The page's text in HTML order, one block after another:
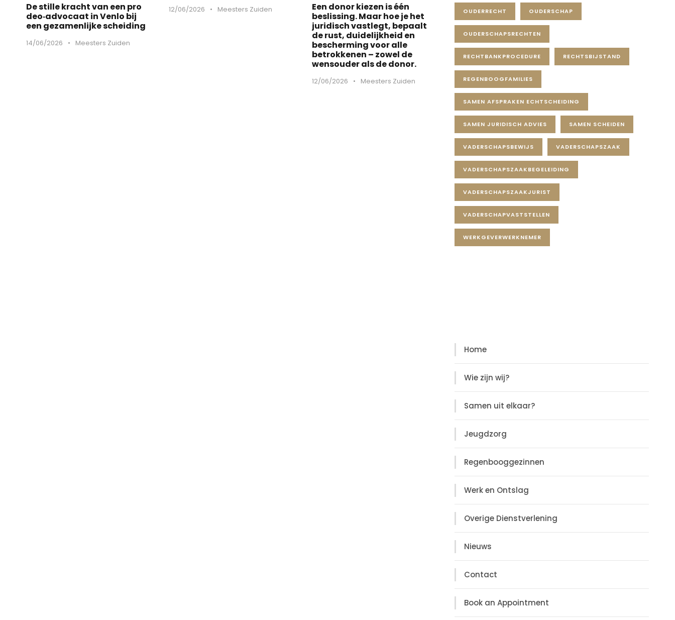
De stille kracht van een pro
deo‑advocaat in Venlo bij
een gezamenlijke scheiding
14/06/2026 • Meesters Zuiden
12/06/2026 • Meesters Zuiden
Een donor kiezen is één
beslissing. Maar hoe je het
juridisch vastlegt, bepaalt
de rust, duidelijkheid en
bescherming voor alle
betrokkenen – zowel de
wensouder als de donor.
12/06/2026 • Meesters Zuiden
OUDERRECHT OUDERSCHAP
OUDERSCHAPSRECHTEN
RECHTBANKPROCEDURE RECHTSBIJSTAND
REGENBOOGFAMILIES
SAMEN AFSPRAKEN ECHTSCHEIDING
SAMEN JURIDISCH ADVIES SAMEN SCHEIDEN
VADERSCHAPSBEWIJS VADERSCHAPSZAAK
VADERSCHAPSZAAKBEGELEIDING
VADERSCHAPSZAAKJURIST
VADERSCHAPVASTSTELLEN
WERKGEVERWERKNEMER
Home
Wie zijn wij?
Samen uit elkaar?
Jeugdzorg
Regenbooggezinnen
Werk en Ontslag
Overige Dienstverlening
Nieuws
Contact
Book an Appointment